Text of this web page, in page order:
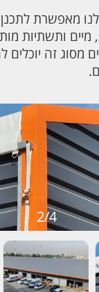
מאפשרת
ותשתיות
מסוג זה יוכלים
3/4